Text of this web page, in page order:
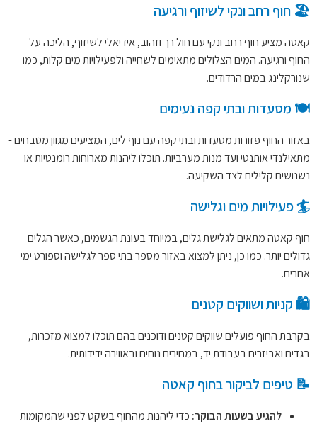
🏖️ חוף רחב ונקי לשיזוף ורגיעה
קאטה מציע חוף רחב ונקי עם חול רך וזהוב, אידיאלי לשיזוף, הליכה על
החוף ורגיעה. המים הצלולים מתאימים לשחייה ולפעילויות מים קלות, כמו
שנורקלינג במים הרדודים.
🍽️ מסעדות ובתי קפה נעימים
באזור החוף פזורות מסעדות ובתי קפה עם נוף לים, המציעים מגוון מטבחים -
מתאילנדי אותנטי ועד מנות מערביות. תוכלו ליהנות מארוחות רומנטיות או
נשנושים קלילים לצד השקיעה.
🏄 פעילויות מים וגלישה
חוף קאטה מתאים לגלישת גלים, במיוחד בעונת הגשמים, כאשר הגלים
גדולים יותר. כמו כן, ניתן למצוא באזור מספר בתי ספר לגלישה וספורט ימי
אחרים.
🛍️ קניות ושווקים קטנים
בקרבת החוף פועלים שווקים קטנים ודוכנים בהם תוכלו למצוא מזכרות,
בגדים ואביזרים בעבודת יד, במחירים נוחים ובאווירה ידידותית.
📝 טיפים לביקור בחוף קאטה
להגיע בשעות הבוקר: כדי ליהנות מהחוף בשקט לפני שהמקומות